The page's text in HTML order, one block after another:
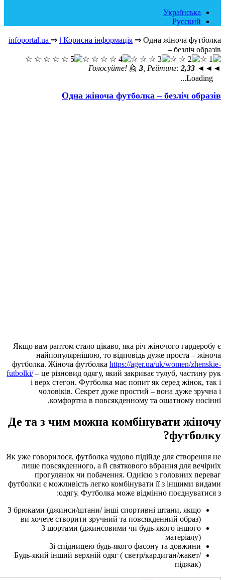
infoportal.ua ⇒ℹ️ Корисна
Одна
Якщо вам раптом стало
найпопулярнішою,
футболка. Жіноча
futbolki/– це різновид одягу,
і верх стегон.
чоловіків. Секрет
комфортна в
Де та з чим
Як уже говорилося,
лише повсякденного, а й
прогулянок чи
футболки є можливість
одягу.
З брюками (джинси/штани/
ви хочете створити
З шортами
Зі спідницею
Будь-який інший верхній